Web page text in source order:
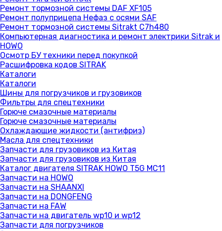
Ремонт тормозной системы DAF XF105
Ремонт полуприцепа Нефаз с осями SAF
Ремонт тормозной системы Sitrakt C7h480
Компьютерная диагностика и ремонт электрики Sitrak и
HOWO
Осмотр БУ техники перед покупкой
Расшифровка кодов SITRAK
Каталоги
Каталоги
Шины для погрузчиков и грузовиков
Фильтры для спецтехники
Горюче смазочные материалы
Горюче смазочные материалы
Охлаждающие жидкости (антифриз)
Масла для спецтехники
Запчасти для грузовиков из Китая
Запчасти для грузовиков из Китая
Каталог двигателя SITRAK HOWO T5G MC11
Запчасти на HOWO
Запчасти на SHAANXI
Запчасти на DONGFENG
Запчасти на FAW
Запчасти на двигатель wp10 и wp12
Запчасти для погрузчиков